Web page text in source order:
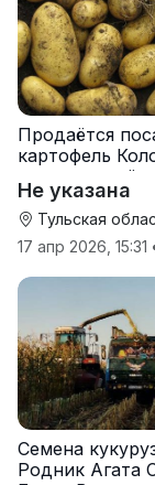
Продаётся
картофель
оптом от трёх
Не указана
Тульская
17 апр 2026, 15:31
Семена
Родник Агата